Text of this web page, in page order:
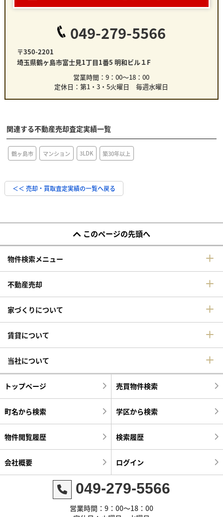
049-279-5566
〒350-2201
埼玉県鶴ヶ島市富士見1丁目1番5 明和ビル１F
営業時間：9：00～18：00
定休日：第1・3・5火曜日 毎週水曜日
関連する不動産売却査定実績一覧
鶴ヶ島市 マンション 3LDK 築30年以上
＜＜ 売却・買取査定実績の一覧へ戻る
このページの先頭へ
物件検索メニュー
不動産売却
家づくりについて
賃貸について
当社について
トップページ 売買物件検索
町名から検索 学区から検索
物件閲覧履歴 検索履歴
会社概要 ログイン
049-279-5566
営業時間：9：00～18：00